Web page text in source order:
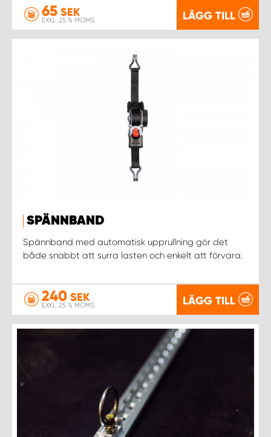
65 SEK
EXKL. 25 % MOMS LÄGG TILL
SPÄNNBAND
Spännband med automatisk upprullning gör det
både snabbt att surra lasten och enkelt att förvara.
240 SEK
EXKL. 25 % MOMS LÄGG TILL